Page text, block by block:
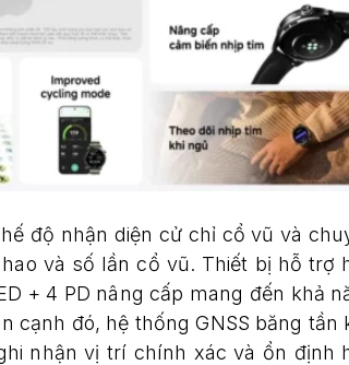
độ nhận diện cử chỉ cổ vũ và
và số lần cổ vũ. Thiết bị hỗ trợ
+ 4 PD nâng cấp mang đến khả
cạnh đó, hệ thống GNSS băng tần
nhận vị trí chính xác và ổn định